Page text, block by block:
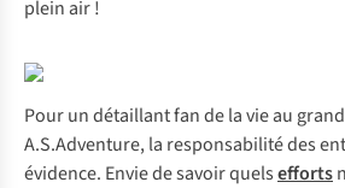
plein air !
Pour un détaillant fan de la vie au
A.S.Adventure, la responsabilité des
évidence. Envie de savoir quelsefforts